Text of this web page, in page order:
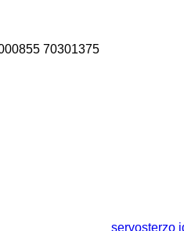
70301375
servosterzo